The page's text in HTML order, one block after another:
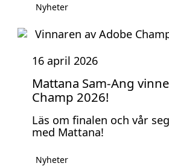
Nyheter
16 april 2026
Mattana Sam-Ang
Champ 2026!
Läs om finalen och vår
med Mattana!
Nyheter